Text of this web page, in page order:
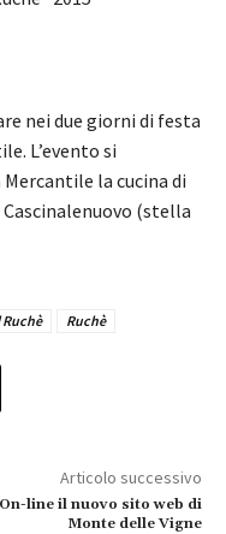
nei due giorni di festa
L’evento si
la cucina di
(stella
Ruchè Ruchè
Articolo successivo
On-line il nuovo sito web di
Monte delle Vigne